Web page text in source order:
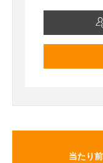
当たり